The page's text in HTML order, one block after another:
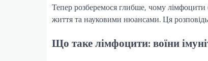
Тепер розберемося глибше, чому
життя та науковими нюансами. Ця розповідь
Що таке лімфоцити: воїни